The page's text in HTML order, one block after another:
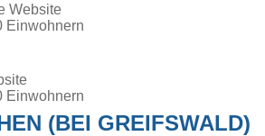
Website
Einwohnern
Einwohnern
(BEI GREIFSWALD)